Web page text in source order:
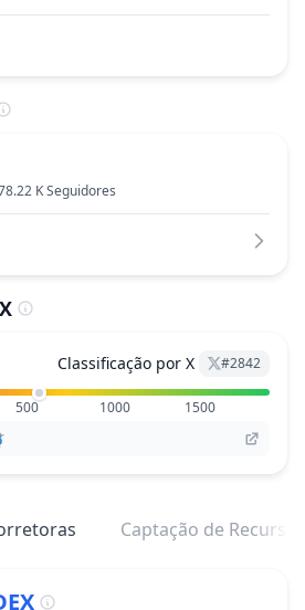
KSeguidores
Classificação por X #2842
500 1000
1500
Captação de Recursos